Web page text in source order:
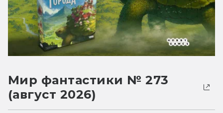
Мир фантастики № 273
(август 2026)